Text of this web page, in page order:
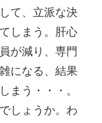
て、立派な決
しまう。肝心
が減り、専門
になる、結果
まう・・・。
しょうか。わ